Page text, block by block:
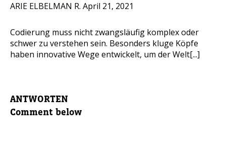
ARIE ELBELMAN R. April 21, 2021
Codierung muss nicht zwangsläufig komplex oder
schwer zu verstehen sein. Besonders kluge Köpfe
haben innovative Wege entwickelt, um der Welt[...]
ANTWORTEN
Comment below